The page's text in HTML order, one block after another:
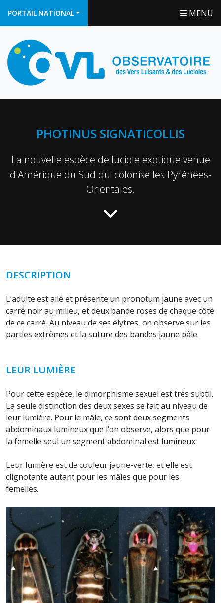
PORTAIL NATIONAL MENU
PHOTINUS SIGNATICOLLIS
La nouvelle espèce de luciole exotique venue
d'Amérique du Sud qui colonise les Pyrénées-
Orientales.
DESCRIPTION
L’adulte est ailé et présente un pronotum jaune avec un
carré noir au milieu, et deux bande roses de chaque côté
de ce carré. Au niveau de ses élytres, on observe sur les
parties extrêmes et la suture des bandes jaune pâle.
LEUR LUMIÈRE
Pour cette espèce, le dimorphisme sexuel est très subtil.
La seule distinction des deux sexes se fait au niveau de
leur lumière. Pour le mâle, ce sont deux segments
abdominaux lumineux que l’on observe, alors que pour
la femelle seul un segment abdominal est lumineux.
Leur lumière est de couleur jaune-verte, et elle est
clignotante autant pour les mâles que pour les
femelles.